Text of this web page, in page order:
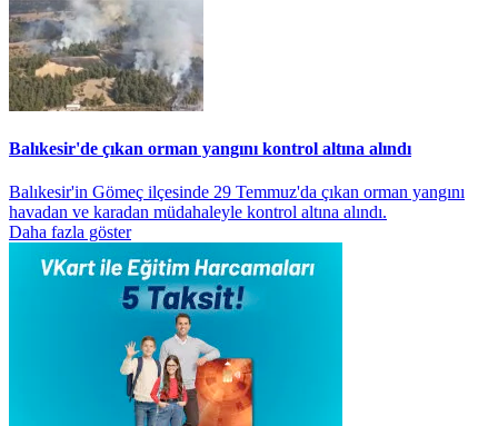
Balıkesir'de çıkan orman yangını kontrol altına alındı
Balıkesir'in Gömeç ilçesinde 29 Temmuz'da çıkan orman yangını
havadan ve karadan müdahaleyle kontrol altına alındı.
Daha fazla göster